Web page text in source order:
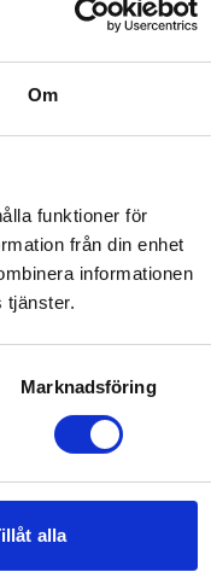
Om
funktioner för
från din enhet
informationen
tjänster.
Marknadsföring
alla